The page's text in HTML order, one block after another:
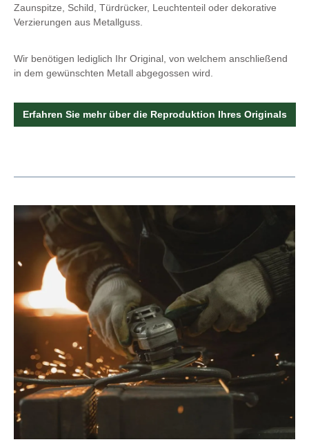
Zaunspitze, Schild, Türdrücker, Leuchtenteil oder dekorative
Verzierungen aus Metallguss.
Wir benötigen lediglich Ihr Original, von welchem anschließend
in dem gewünschten Metall abgegossen wird.
Erfahren Sie mehr über die Reproduktion Ihres Originals